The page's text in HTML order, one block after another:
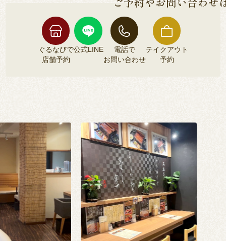
ぐるなびで
店舗予約
公式LINE
電話で
お問い合わせ
テイクアウト
予約